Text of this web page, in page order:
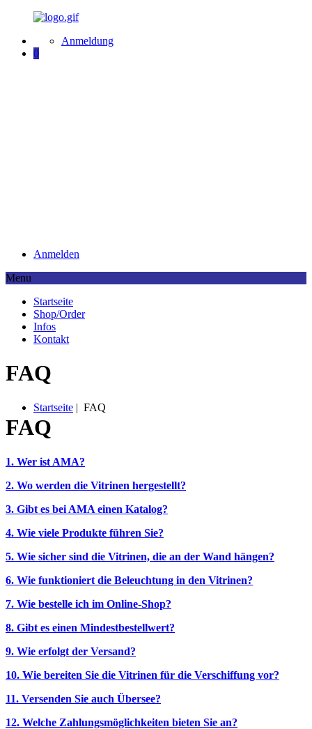
Anmeldung
0
Anmelden
Menu
Startseite
Shop/Order
Infos
Kontakt
FAQ
Startseite | FAQ
FAQ
1. Wer ist AMA?
2. Wo werden die Vitrinen hergestellt?
3. Gibt es bei AMA einen Katalog?
4. Wie viele Produkte führen Sie?
5. Wie sicher sind die Vitrinen, die an der Wand hängen?
6. Wie funktioniert die Beleuchtung in den Vitrinen?
7. Wie bestelle ich im Online-Shop?
8. Gibt es einen Mindestbestellwert?
9. Wie erfolgt der Versand?
10. Wie bereiten Sie die Vitrinen für die Verschiffung vor?
11. Versenden Sie auch Übersee?
12. Welche Zahlungsmöglichkeiten bieten Sie an?